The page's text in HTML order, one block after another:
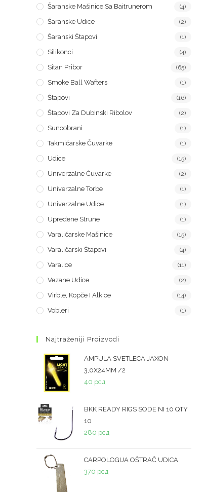
Šaranske Mašinice Sa Baitrunerom (4)
Šaranske Udice (2)
Šaranski Štapovi (1)
Silikonci (4)
Sitan Pribor (65)
Smoke Ball Wafters (1)
Štapovi (16)
Štapovi Za Dubinski Ribolov (2)
Suncobrani (1)
Takmičarske Čuvarke (1)
Udice (15)
Univerzalne Čuvarke (2)
Univerzalne Torbe (1)
Univerzalne Udice (1)
Upredene Strune (1)
Varaličarske Mašinice (15)
Varaličarski Štapovi (4)
Varalice (11)
Vezane Udice (2)
Virble, Kopče I Alkice (14)
Vobleri (1)
Najtraženiji Proizvodi
AMPULA SVETLECA JAXON
3,0X24MM /2
40 рсд
BKK READY RIGS SODE NI 10 QTY
10
280 рсд
CARPOLOGIJA OŠTRAČ UDICA
370 рсд